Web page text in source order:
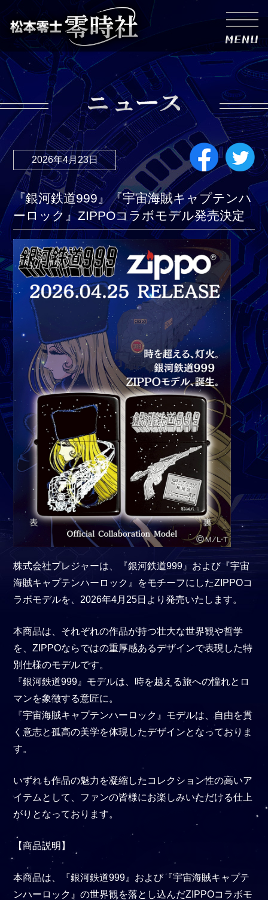
2026年4月23日
『銀河鉄道999』『宇宙海賊キャプテンハ
ーロック』ZIPPOコラボモデル発売決定
株式会社プレジャーは、『銀河鉄道999』および『宇宙
海賊キャプテンハーロック』をモチーフにしたZIPPOコ
ラボモデルを、2026年4月25日より発売いたします。
本商品は、それぞれの作品が持つ壮大な世界観や哲学
を、ZIPPOならではの重厚感あるデザインで表現した特
別仕様のモデルです。
『銀河鉄道999』モデルは、時を越える旅への憧れとロ
マンを象徴する意匠に。
『宇宙海賊キャプテンハーロック』モデルは、自由を貫
く意志と孤高の美学を体現したデザインとなっておりま
す。
いずれも作品の魅力を凝縮したコレクション性の高いア
イテムとして、ファンの皆様にお楽しみいただける仕上
がりとなっております。
【商品説明】
本商品は、『銀河鉄道999』および『宇宙海賊キャプテ
ンハーロック』の世界観を落とし込んだZIPPOコラボモ